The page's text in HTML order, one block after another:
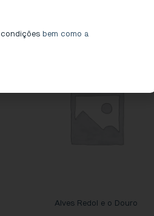
Alves Redol e o Douro
bem como a